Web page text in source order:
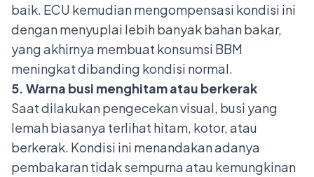
baik. ECU kemudian mengompensasi kondisi ini
dengan menyuplai lebih banyak bahan bakar,
yang akhirnya membuat konsumsi BBM
meningkat dibanding kondisi normal.
5. Warna busi menghitam atau berkerak
Saat dilakukan pengecekan visual, busi yang
lemah biasanya terlihat hitam, kotor, atau
berkerak. Kondisi ini menandakan adanya
pembakaran tidak sempurna atau kemungkinan